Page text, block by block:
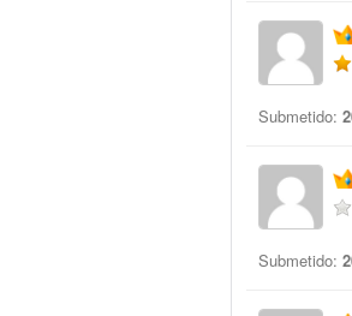
Submetido:
Submetido: